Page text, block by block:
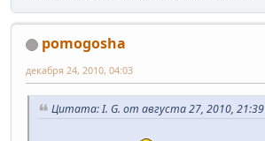
pomogosha
декабря 24, 2010, 04:03
Цитата: I. G. от августа 27, 2010, 21:39